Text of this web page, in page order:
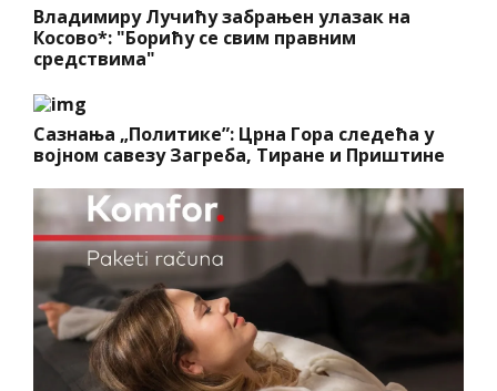
Владимиру Лучићу забрањен улазак на
Косово*: "Борићу се свим правним
средствима"
Сазнања „Политике”: Црна Гора следећа у
војном савезу Загреба, Тиране и Приштине